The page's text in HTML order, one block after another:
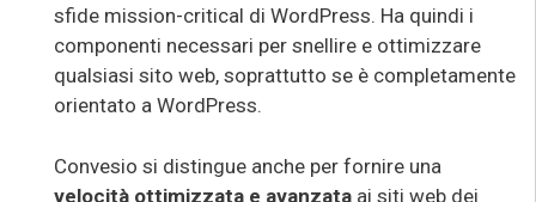
sfide mission-critical di WordPress. Ha quindi i
componenti necessari per snellire e ottimizzare
qualsiasi sito web, soprattutto se è completamente
orientato a WordPress.
Convesio si distingue anche per fornire una
velocità ottimizzata e avanzata ai siti web dei